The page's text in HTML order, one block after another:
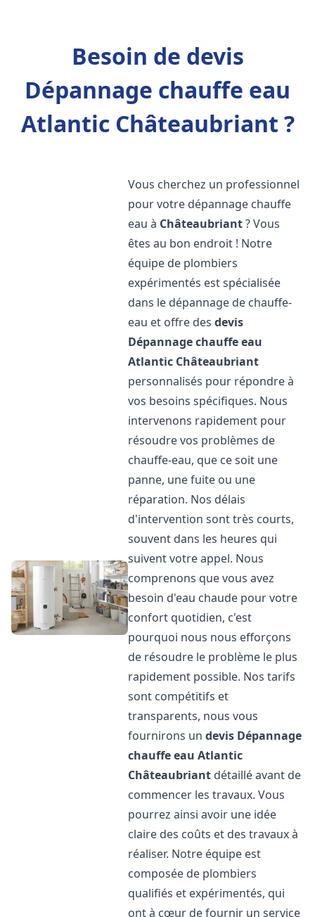
Besoin de devis
Dépannage chauffe eau
Atlantic Châteaubriant ?
Vous cherchez un professionnel
pour votre dépannage chauffe
eau à Châteaubriant? Vous
êtes au bon endroit ! Notre
équipe de plombiers
expérimentés est spécialisée
dans le dépannage de chauffe-
eau et offre desdevis
Dépannage chauffe eau
Atlantic Châteaubriant
personnalisés pour répondre à
vos besoins spécifiques. Nous
intervenons rapidement pour
résoudre vos problèmes de
chauffe-eau, que ce soit une
panne, une fuite ou une
réparation. Nos délais
d'intervention sont très courts,
souvent dans les heures qui
suivent votre appel. Nous
comprenons que vous avez
besoin d'eau chaude pour votre
confort quotidien, c'est
pourquoi nous nous efforçons
de résoudre le problème le plus
rapidement possible. Nos tarifs
sont compétitifs et
transparents, nous vous
fournirons undevis Dépannage
chauffe eau Atlantic
Châteaubriant détaillé avant de
commencer les travaux. Vous
pourrez ainsi avoir une idée
claire des coûts et des travaux à
réaliser. Notre équipe est
composée de plombiers
qualifiés et expérimentés, qui
ont à cœur de fournir un service